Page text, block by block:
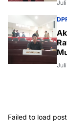
Juli
Juli
Failed to load